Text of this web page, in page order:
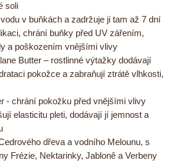
soli
v buňkách a zadržuje ji tam až 7 dní
chrání buňky před UV zářením,
a poškozením vnějšími vlivy
Butter – rostlinné výtažky dodávají
pokožce a zabraňují ztrátě vlhkosti,
- chrání pokožku před vnějšími vlivy
elasticitu pleti, dodávají jí jemnost a
dřeva a vodního Melounu, s
Frézie, Nektarinky, Jabloně a Verbeny